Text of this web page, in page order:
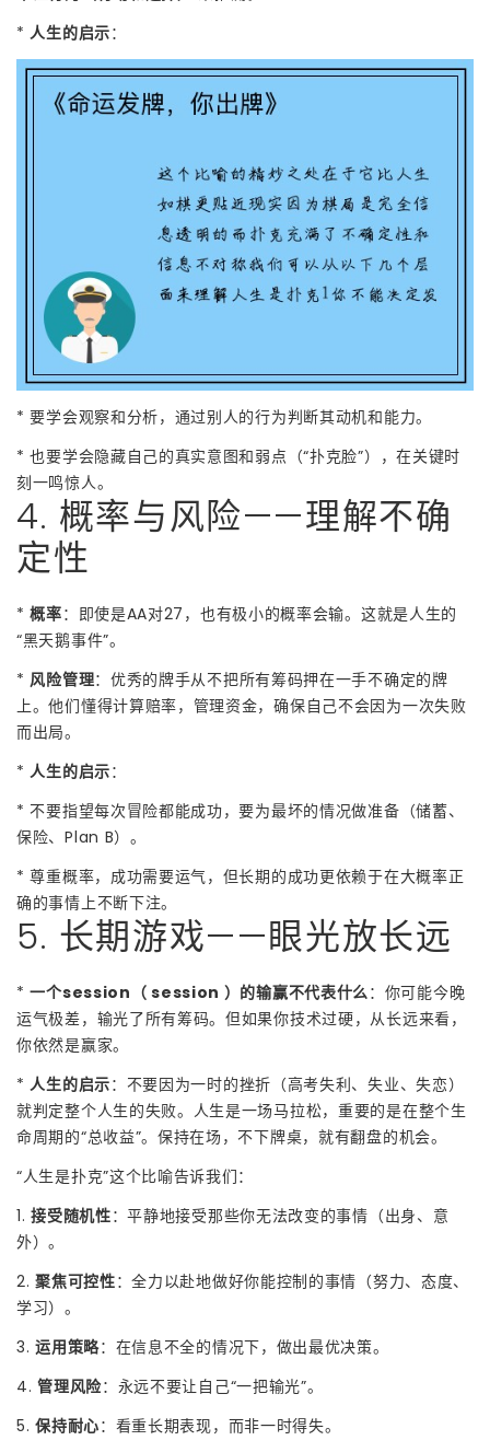
*人生的启示：
* 要学会观察和分析，通过别人的行为判断其动机和能力。
* 也要学会隐藏自己的真实意图和弱点（“扑克脸”），在关键时
刻一鸣惊人。
4. 概率与风险——理解不确
定性
*概率：即使是AA对27，也有极小的概率会输。这就是人生的
“黑天鹅事件”。
* 风险管理：优秀的牌手从不把所有筹码押在一手不确定的牌
上。他们懂得计算赔率，管理资金，确保自己不会因为一次失败
而出局。
*人生的启示：
* 不要指望每次冒险都能成功，要为最坏的情况做准备（储蓄、
保险、Plan B）。
* 尊重概率，成功需要运气，但长期的成功更依赖于在大概率正
确的事情上不断下注。
5. 长期游戏——眼光放长远
*一个session（ session ）的输赢不代表什么：你可能今晚
运气极差，输光了所有筹码。但如果你技术过硬，从长远来看，
你依然是赢家。
*人生的启示：不要因为一时的挫折（高考失利、失业、失恋）
就判定整个人生的失败。人生是一场马拉松，重要的是在整个生
命周期的“总收益”。保持在场，不下牌桌，就有翻盘的机会。
“人生是扑克”这个比喻告诉我们：
1.接受随机性：平静地接受那些你无法改变的事情（出身、意
外）。
2.聚焦可控性：全力以赴地做好你能控制的事情（努力、态度、
学习）。
3.运用策略：在信息不全的情况下，做出最优决策。
4.管理风险：永远不要让自己“一把输光”。
5.保持耐心：看重长期表现，而非一时得失。